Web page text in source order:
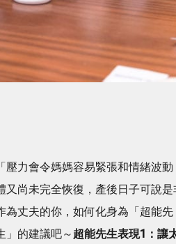
力會令媽媽容易緊張和情緒波動
又尚未完全恢復，產後日子可說是
為丈夫的你，如何化身為「超能先
」的建議吧～ 超能先生表現1 ： 讓